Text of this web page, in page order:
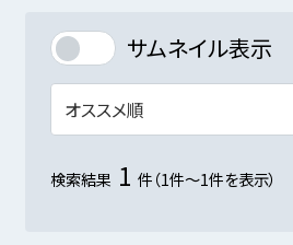
サムネイル表示
検索結果 1 件（1件～1件を表示）